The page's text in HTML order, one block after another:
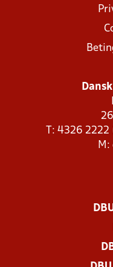
T: 4326
M: